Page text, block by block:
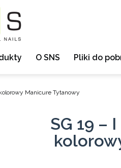
O SNS Pliki do
Manicure Tytanowy
SG 19 –